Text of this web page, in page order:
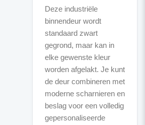
Deze industriële
binnendeur wordt
standaard zwart
gegrond, maar kan in
elke gewenste kleur
worden afgelakt. Je kunt
de deur combineren met
moderne scharnieren en
beslag voor een volledig
gepersonaliseerde